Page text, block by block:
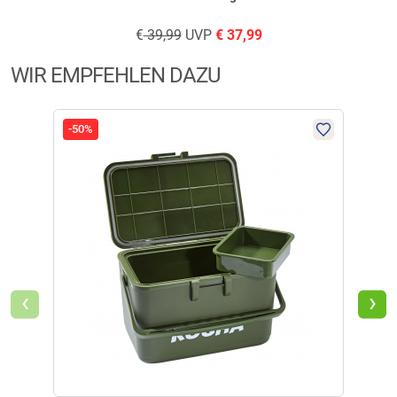
€39,99UVP €37,99
WIR EMPFEHLEN DAZU
-50%
‹ ›